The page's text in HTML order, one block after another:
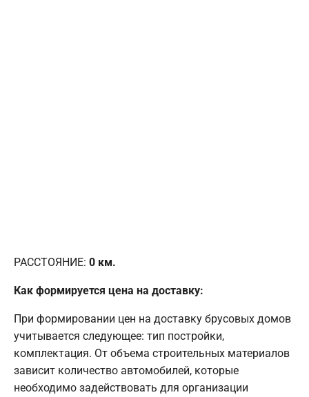
РАССТОЯНИЕ: 0 км.
Как формируется цена на доставку:
При формировании цен на доставку брусовых домов
учитывается следующее: тип постройки,
комплектация. От объема строительных материалов
зависит количество автомобилей, которые
необходимо задействовать для организации